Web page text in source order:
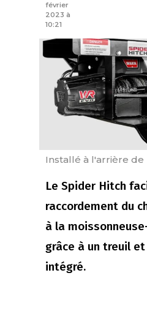
février
2023 à
10:21
Installé à l'arrière de
Le Spider Hitch
raccordement du
à la
grâce à un treuil
intégré.